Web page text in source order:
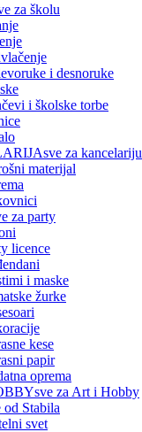
za školu
i desnoruke
i školske torbe
sve za kancelariju
materijal
za party
licence
i maske
žurke
kese
papir
oprema
sve za Art i Hobby
od Stabila
svet